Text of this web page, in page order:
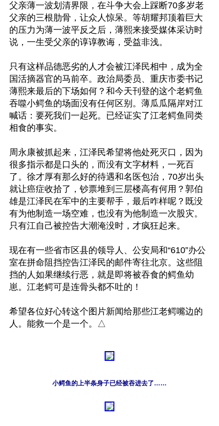
父亲薄一波划清界限，在斗争大会上踩断70多岁老
父亲的三根肋骨，让众人惊呆。等胡耀邦顶着巨大
的压力为薄一波平反之后，薄熙来接受媒体采访时
说，一生受父亲的谆谆教诲，受益非浅。
只有这样品德恶劣的人才会被江泽民相中，成为全
国活摘器官的马前卒。政治局委员、重庆市委书记
薄熙来最后的下场如何？和今天刊登的这个老鳄鱼
吞噬小鳄鱼的场面没有任何区别。薄瓜瓜隔岸对江
喊话：要死我们一起死。已经证实了江老鳄鱼同类
相食的事实。
周永康被抓起来，江泽民希望将他处死灭口，因为
很多指示都是口头的，而没有文字材料，一死百
了。徐才厚有那么好的待遇和名医包治，70岁出头
就让癌症收拾了，钞票堆到三层楼高有何用？郭伯
雄是江泽民在军中的主要帮手，最后咋样呢？既没
有为他制造一场空难，也没有为他制造一次股灾。
只有江自己被控告大潮淹没时，才疯狂起来。
现在有一些省市区县的领导人、公安局和“610”办公
室在拼命阻挡控告江泽民的邮件寄往北京。这些阻
挡的人如果继续行恶，就是即将被吞食的鳄鱼幼
崽。江老鳄可是连骨头都不吐的！
希望各位好心转这个图片新闻给那些江老鳄嘴边的
小鳄鱼的上半条身子已经被吞进去了……